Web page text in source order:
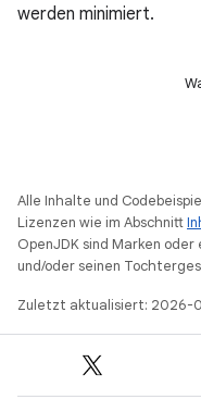
werden minimiert.
Alle Inhalte und
Lizenzen wie im Abschnitt
OpenJDK sind Marken
und/oder seinen
Zuletzt aktualisiert: 2026-